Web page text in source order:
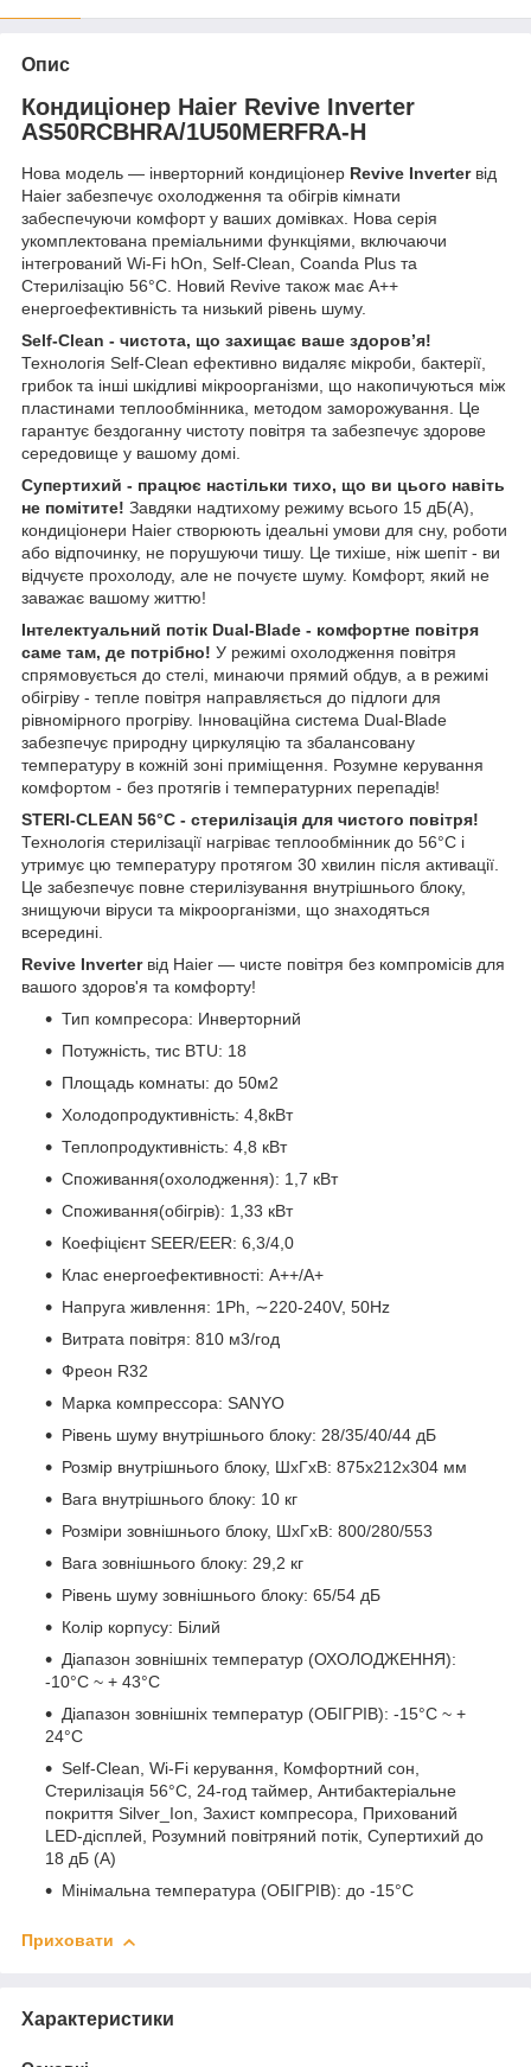
Опис
Кондиціонер Haier Revive Inverter
AS50RCBHRA/1U50MERFRA-H
Нова модель — інверторний кондиціонер Revive Inverterвід
Haier забезпечує охолодження та обігрів кімнати
забеспечуючи комфорт у ваших домівках. Нова серія
укомплектована преміальними функціями, включаючи
інтегрований Wi-Fi hOn, Self-Clean, Coanda Plus та
Стерилізацію 56°С. Новий Revive також має A++
енергоефективність та низький рівень шуму.
Self-Clean - чистота, що захищає ваше здоров’я!
Технологія Self-Clean ефективно видаляє мікроби, бактерії,
грибок та інші шкідливі мікроорганізми, що накопичуються між
пластинами теплообмінника, методом заморожування. Це
гарантує бездоганну чистоту повітря та забезпечує здорове
середовище у вашому домі.
Супертихий - працює настільки тихо, що ви цього навіть
не помітите! Завдяки надтихому режиму всього 15 дБ(A),
кондиціонери Haier створюють ідеальні умови для сну, роботи
або відпочинку, не порушуючи тишу. Це тихіше, ніж шепіт - ви
відчуєте прохолоду, але не почуєте шуму. Комфорт, який не
заважає вашому життю!
Інтелектуальний потік Dual-Blade - комфортне повітря
саме там, де потрібно! У режимі охолодження повітря
спрямовується до стелі, минаючи прямий обдув, а в режимі
обігріву - тепле повітря направляється до підлоги для
рівномірного прогріву. Інноваційна система Dual-Blade
забезпечує природну циркуляцію та збалансовану
температуру в кожній зоні приміщення. Розумне керування
комфортом - без протягів і температурних перепадів!
STERI-CLEAN 56°C - стерилізація для чистого повітря!
Технологія стерилізації нагріває теплообмінник до 56°C і
утримує цю температуру протягом 30 хвилин після активації.
Це забезпечує повне стерилізування внутрішнього блоку,
знищуючи віруси та мікроорганізми, що знаходяться
всередині.
Revive Inverterвід Haier — чисте повітря без компромісів для
вашого здоров'я та комфорту!
Тип компресора: Инверторний
Потужність, тис BTU: 18
Площадь комнаты: до 50м2
Холодопродуктивність: 4,8кВт
Теплопродуктивність: 4,8 кВт
Споживання(охолодження): 1,7 кВт
Споживання(обігрів): 1,33 кВт
Коефіцієнт SEER/EER: 6,3/4,0
Клас енергоефективності: А++/А+
Напруга живлення: 1Ph, ∼220-240V, 50Hz
Витрата повітря: 810 м3/год
Фреон R32
Марка компрессора: SANYO
Рівень шуму внутрішнього блоку: 28/35/40/44 дБ
Розмір внутрішнього блоку, ШхГхВ: 875x212x304 мм
Вага внутрішнього блоку: 10 кг
Розміри зовнішнього блоку, ШхГхВ: 800/280/553
Вага зовнішнього блоку: 29,2 кг
Рівень шуму зовнішнього блоку: 65/54 дБ
Колір корпусу: Білий
Діапазон зовнішніх температур (ОХОЛОДЖЕННЯ):
-10°C ~ + 43°C
Діапазон зовнішніх температур (ОБІГРІВ): -15°C ~ +
24°C
Self-Clean, Wi-Fi керування, Комфортний сон,
Стерилізація 56°C, 24-год таймер, Антибактеріальне
покриття Silver_Ion, Захист компресора, Прихований
LED-дісплей, Розумний повітряний потік, Супертихий до
18 дБ (А)
Мінімальна температура (ОБІГРІВ): до -15°C
Приховати
Характеристики